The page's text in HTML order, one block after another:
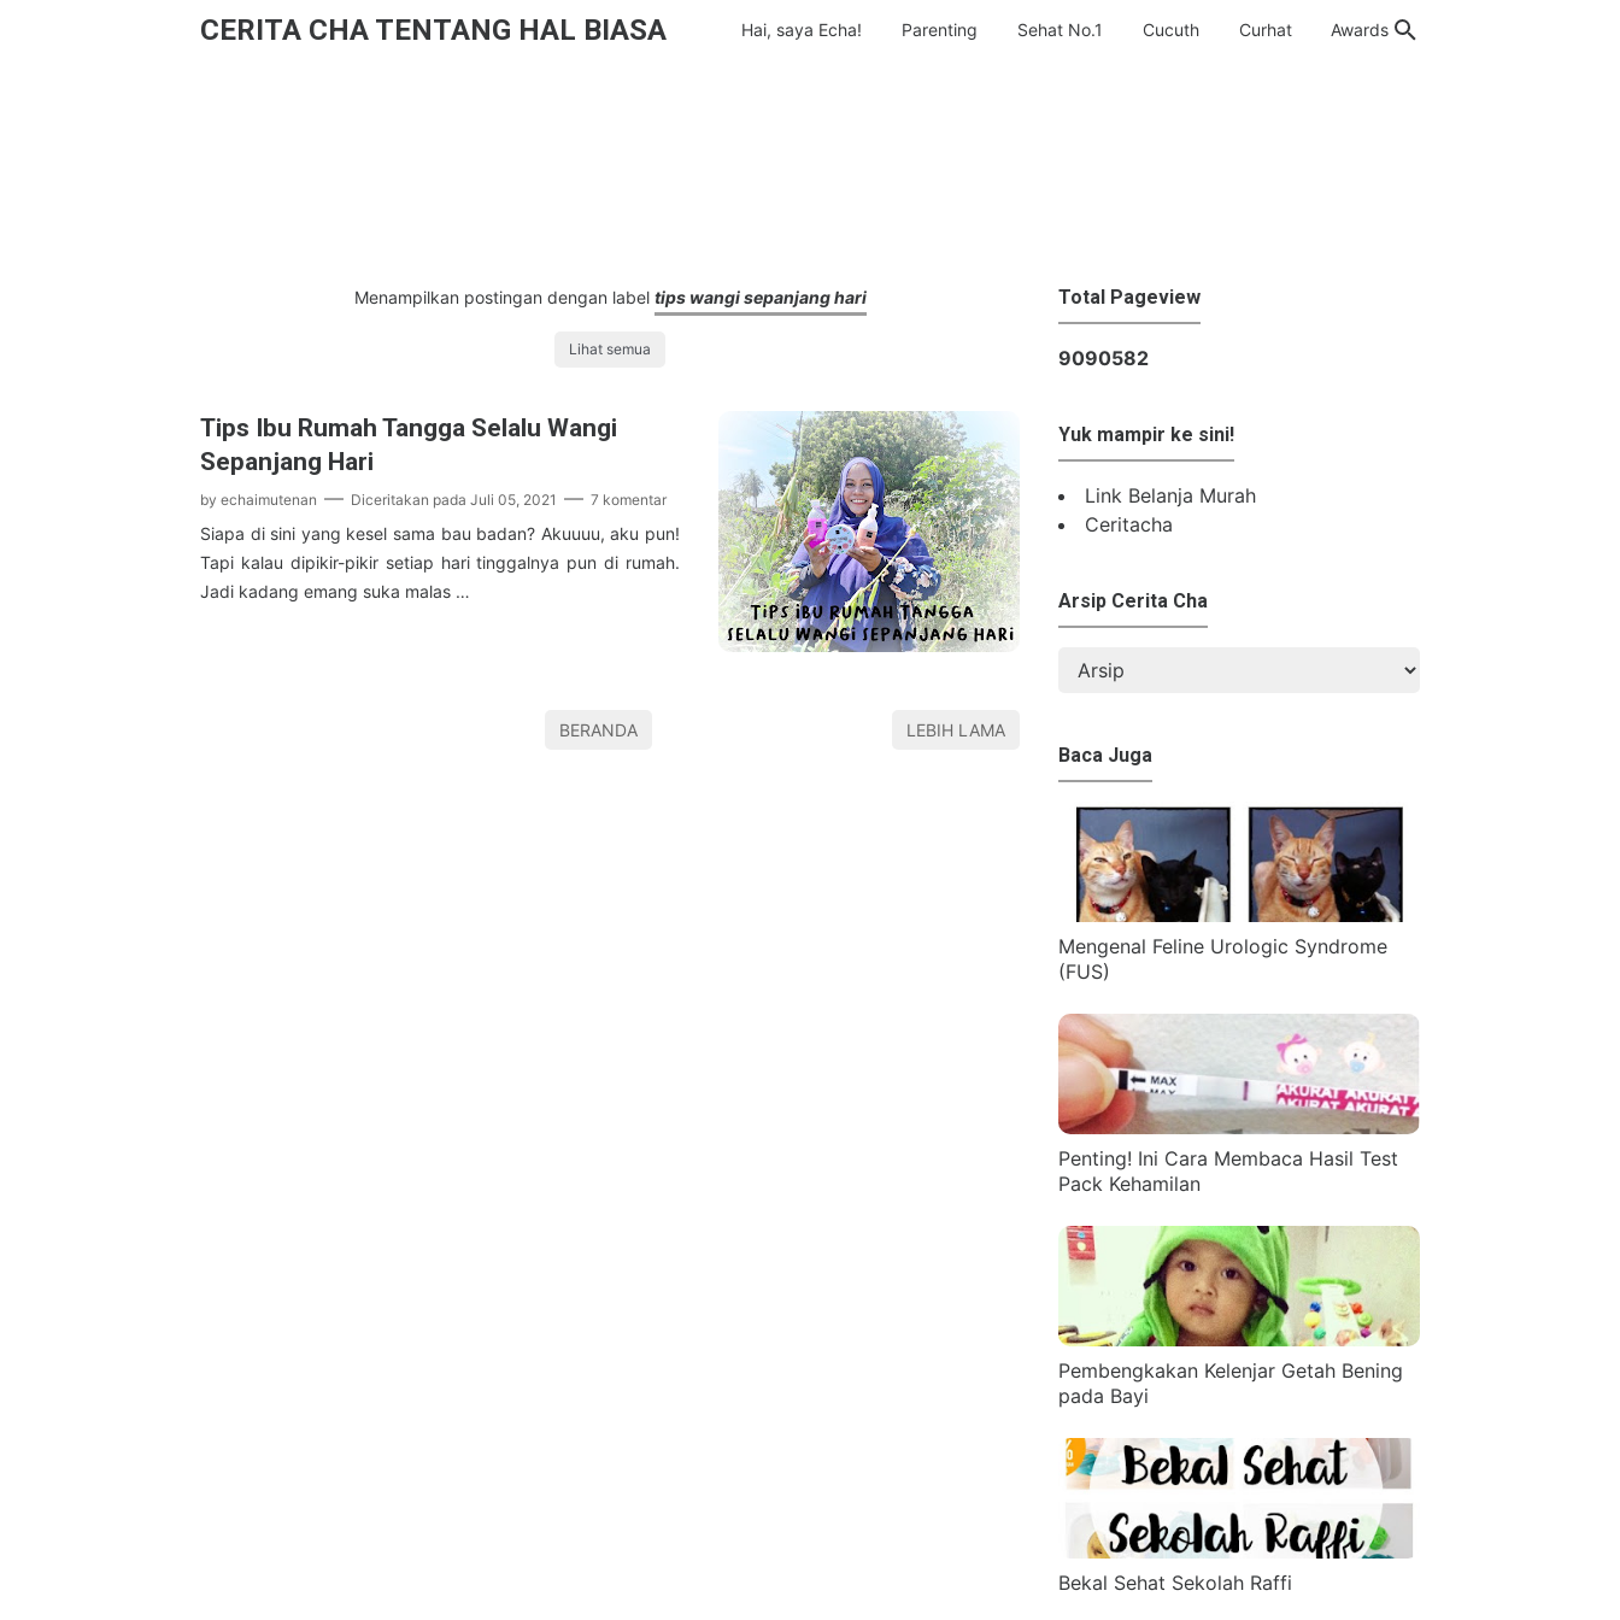
CERITA CHA TENTANG HAL BIASA Hai, saya Echa! Parenting Sehat No.1 Cucuth Curhat Awards
Menampilkan postingan dengan label tips wangi sepanjang hari
Lihat semua
Tips Ibu Rumah Tangga Selalu Wangi
Sepanjang Hari
by echaimutenan Diceritakan pada Juli 05, 2021 7 komentar
Siapa di sini yang kesel sama bau badan? Akuuuu, aku pun!
Tapi kalau dipikir-pikir setiap hari tinggalnya pun di rumah.
Jadi kadang emang suka malas …
BERANDA LEBIH LAMA
Total Pageview
9090582
Yuk mampir ke sini!
Link Belanja Murah
Ceritacha
Arsip Cerita Cha
Baca Juga
Mengenal Feline Urologic Syndrome
(FUS)
Penting! Ini Cara Membaca Hasil Test
Pack Kehamilan
Pembengkakan Kelenjar Getah Bening
pada Bayi
Bekal Sehat Sekolah Raffi